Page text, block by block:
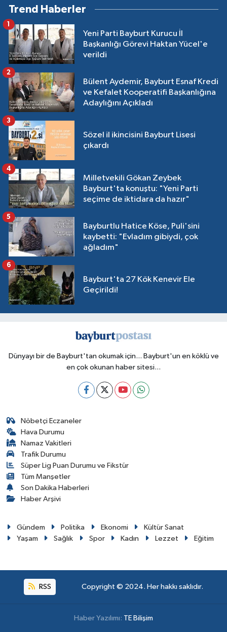
Trend Haberler
Yeni Parti Bayburt Kurucu İl
Başkanlığı Görevi Haktan Yücel'e
verildi
1
Bülent Aydemir, Bayburt Esnaf Kredi
ve Kefalet Kooperatifi Başkanlığına
Adaylığını Açıkladı
2
Sözel il ikincisini Bayburt Lisesi
çıkardı
3
Milletvekili Gökan Zeybek
Bayburt'ta konuştu: "Yeni Parti
seçime de iktidara da hazır"
4
Bayburtlu Hatice Köse, Puli'sini
kaybetti: "Evladım gibiydi, çok
ağladım"
5
Bayburt'ta 27 Kök Kenevir Ele
Geçirildi!
6
Dünyayı bir de Bayburt'tan okumak için... Bayburt'un en köklü ve
en çok okunan haber sitesi...
Nöbetçi Eczaneler
Hava Durumu
Namaz Vakitleri
Trafik Durumu
Süper Lig Puan Durumu ve Fikstür
Tüm Manşetler
Son Dakika Haberleri
Haber Arşivi
Gündem Politika Ekonomi
Kültür Sanat
Yaşam
Sağlık Spor Kadın Lezzet Eğitim
RSS Copyright © 2024. Her hakkı saklıdır.
Haber Yazılımı: TE Bilişim